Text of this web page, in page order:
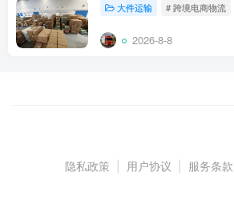
大件运输 # 跨境电商物流
2026-8-8
隐私政策 用户协议 服务条款